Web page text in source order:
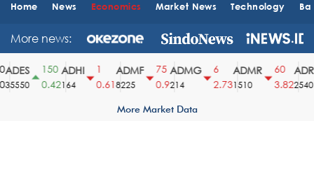
Home News Economics Market News Technology
More news:
150
0.42
ADHI
164
0.61
ADMF
8225
75
0.9
ADMG
214
2.73
ADMR
1510
60
3.82
ADRO
2540
More Market Data